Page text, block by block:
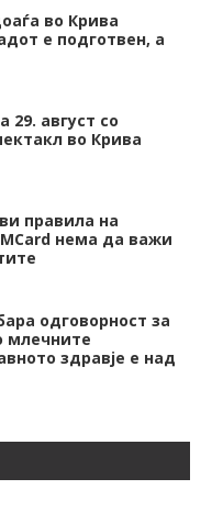
во Крива
е подготвен, а
29. август со
во Крива
правила на
нема да важи
одговорност за
млечните
здравје е над